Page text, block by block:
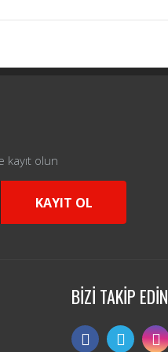
kayıt olun
KAYIT OL
BİZİ TAKİP EDİN